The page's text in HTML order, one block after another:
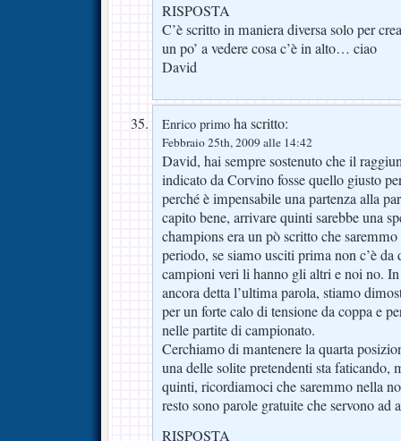
RISPOSTA
C’è scritto in maniera diversa solo per
un po’ a vedere cosa c’è in alto… ciao
David
Enrico primo ha scritto:
Febbraio 25th, 2009 alle 14:42
David, hai sempre sostenuto che il
indicato da Corvino fosse quello giusto
perché è impensabile una partenza alla
capito bene, arrivare quinti sarebbe una
champions era un pò scritto che
periodo, se siamo usciti prima non c’è da
campioni veri li hanno gli altri e noi no.
ancora detta l’ultima parola, stiamo
per un forte calo di tensione da coppa e
nelle partite di campionato.
Cerchiamo di mantenere la quarta
una delle solite pretendenti sta faticando,
quinti, ricordiamoci che saremmo nella
resto sono parole gratuite che servono ad
RISPOSTA